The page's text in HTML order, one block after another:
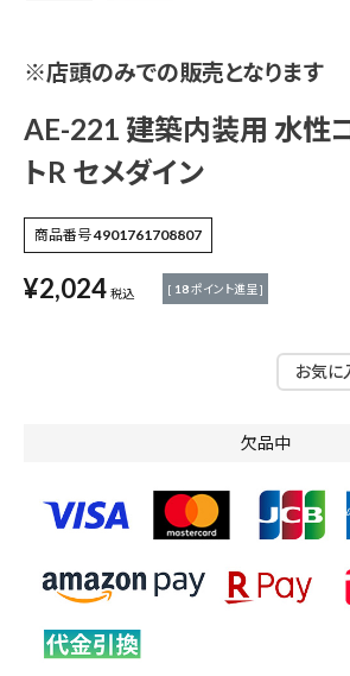
エアー工具・機械工具
先端工具
コンテンツ
※店頭のみでの販売となります
AE-221 建築内装用 水性
トR セメダイン
商品番号4901761708807
¥2,024 税込 [ 18ポイント進呈 ]
お気に
欠品中